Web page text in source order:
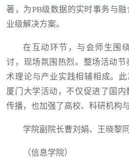
著，为PB级数据的实时事务与
业级解决方案。
在互动环节，与会师生围
讨，现场氛围热烈。整场活动
术理论与产业实践相辅相成。
厦门大学活动，不仅促进了国
传播，也加强了高校、科研机构
学院副院长曹刘娟、王晓黎
（信息学院）